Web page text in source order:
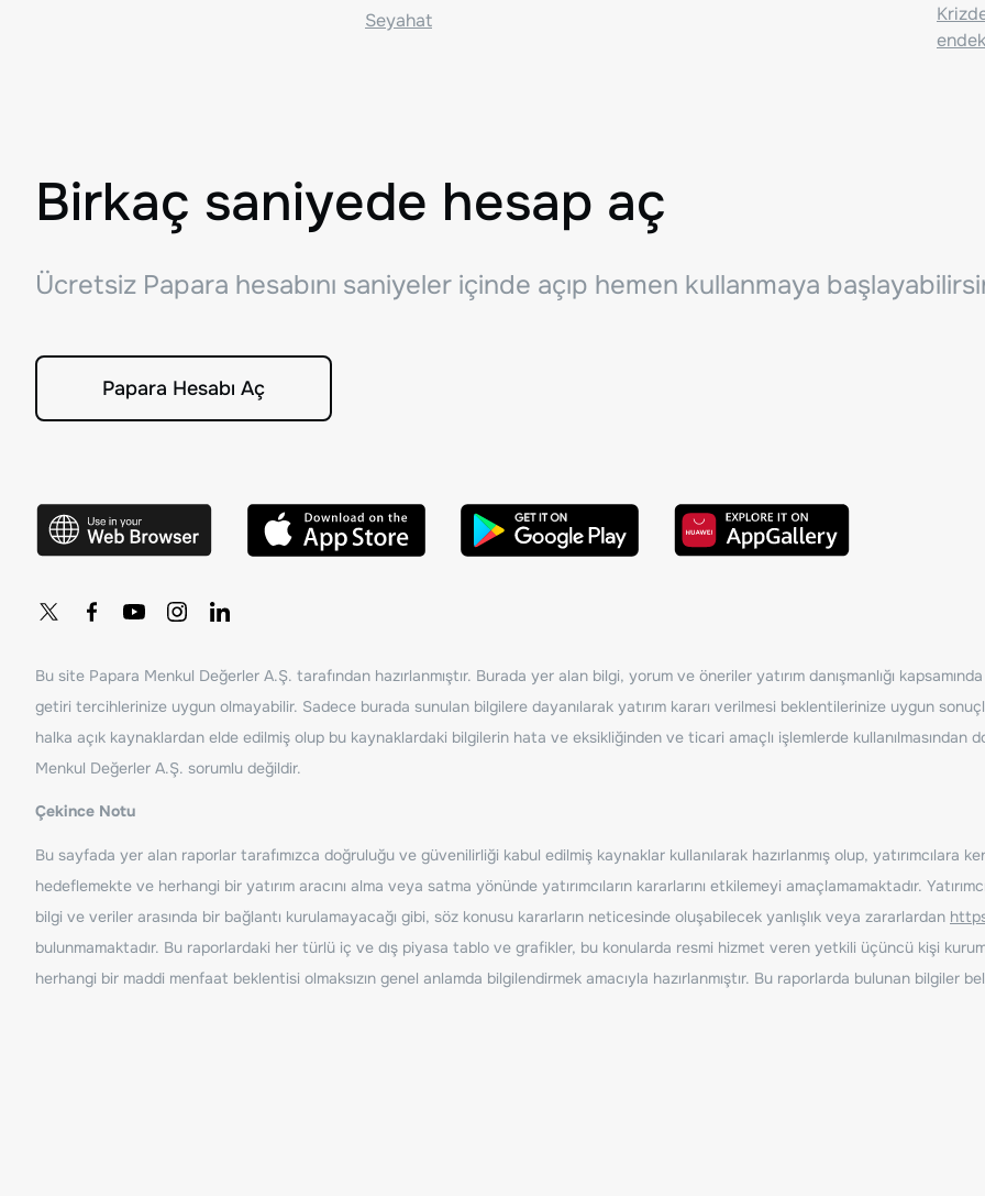
Seyahat
Birkaç saniyede hesap aç
Ücretsiz Papara hesabını saniyeler içinde açıp hemen kullanmaya
Papara Hesabı Aç
Bu site Papara Menkul Değerler A.Ş. tarafından hazırlanmıştır. Burada yer alan bilgi, yorum ve öneriler yatırım danışmanlığı
getiri tercihlerinize uygun olmayabilir. Sadece burada sunulan bilgilere dayanılarak yatırım kararı verilmesi beklentilerinize uygun
halka açık kaynaklardan elde edilmiş olup bu kaynaklardaki bilgilerin hata ve eksikliğinden ve ticari amaçlı işlemlerde
Menkul Değerler A.Ş. sorumlu değildir.
Çekince Notu
Bu sayfada yer alan raporlar tarafımızca doğruluğu ve güvenilirliği kabul edilmiş kaynaklar kullanılarak hazırlanmış olup, yatırımcılara
hedeflemekte ve herhangi bir yatırım aracını alma veya satma yönünde yatırımcıların kararlarını etkilemeyi amaçlamamaktadır.
bilgi ve veriler arasında bir bağlantı kurulamayacağı gibi, söz konusu kararların neticesinde oluşabilecek yanlışlık veya zararlardan
bulunmamaktadır. Bu raporlardaki her türlü iç ve dış piyasa tablo ve grafikler, bu konularda resmi hizmet veren yetkili üçüncü kişi
herhangi bir maddi menfaat beklentisi olmaksızın genel anlamda bilgilendirmek amacıyla hazırlanmıştır. Bu raporlarda bulunan bilgiler